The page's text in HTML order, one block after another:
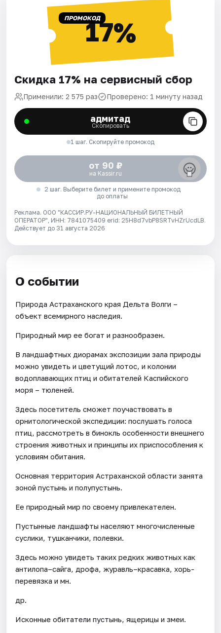
ПРОМОКОД17%
Скидка 17% на сервисный сбор
Применили: 2 575 раз Проверено: 1 минуту назад
адмитад
Скопировать
1 шаг. Скопируйте промокод
от 90 ₽
на Kassir.ru
2 шаг. Выберите билет и примените промокод
до оплаты
Реклама. ООО "КАССИР.РУ-НАЦИОНАЛЬНЫЙ БИЛЕТНЫЙ
ОПЕРАТОР", ИНН: 7841075409 erid: 25H8d7vbP8SRTvHZrUcdLB.
Действует до 31 августа 2026
О событии
Природа Астраханского края Дельта Волги –
объект всемирного наследия.
Природный мир ее богат и разнообразен.
В ландшафтных диорамах экспозиции зала природы
можно увидеть и цветущий лотос, и колонии
водоплавающих птиц и обитателей Каспийского
моря – тюленей.
Здесь посетитель сможет поучаствовать в
орнитологической экспедиции: послушать голоса
птиц, рассмотреть в бинокль особенности внешнего
строения животных и принципы их приспособления к
условиям обитания.
Основная территория Астраханской области занята
зоной пустынь и полупустынь.
Ее природный мир по своему привлекателен.
Пустынные ландшафты населяют многочисленные
суслики, тушканчики, полевки.
Здесь можно увидеть таких редких животных как
антилопа–сайга, дрофа, журавль–красавка, хорь-
перевязка и мн.
др.
Исконные обитатели пустынь, ящерицы и змеи.